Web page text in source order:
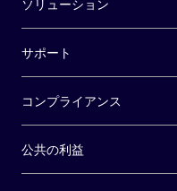
ソリューション
サポート
コンプライアンス
公共の利益